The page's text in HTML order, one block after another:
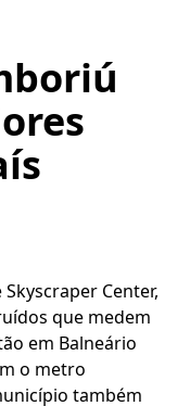
Center,
que medem
em Balneário
o metro
também